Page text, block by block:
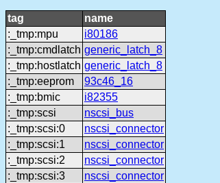
tag
name
:_tmp:mpu
i80186
:_tmp:cmdlatch generic_latch_8
:_tmp:hostlatch generic_latch_8
:_tmp:eeprom
93c46_16
:_tmp:bmic
i82355
:_tmp:scsi
nscsi_bus
:_tmp:scsi:0
nscsi_connector
:_tmp:scsi:1
nscsi_connector
:_tmp:scsi:2
nscsi_connector
:_tmp:scsi:3
nscsi_connector